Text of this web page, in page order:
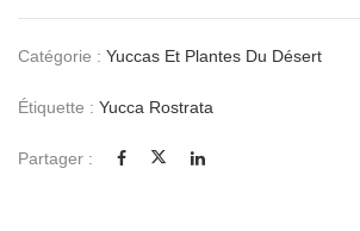
Catégorie : Yuccas Et Plantes Du Désert
Étiquette : Yucca Rostrata
Partager :